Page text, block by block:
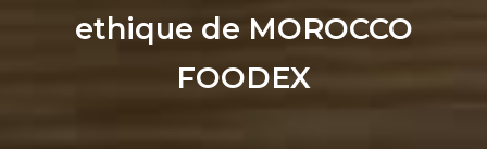
ethique de MOROCCO
FOODEX